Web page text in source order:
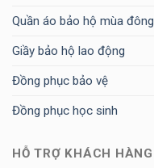
Quần áo bảo hộ mùa đông
Giầy bảo hộ lao động
Đồng phục bảo vệ
Đồng phục học sinh
HỖ TRỢ KHÁCH HÀNG